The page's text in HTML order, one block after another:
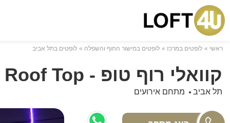
ראשי לופטים במרכז לופטים במישור החוף והשפלה לופטים בתל אביב
קוואלי רוף טופ - Cavalli Roof Top
תל אביב מתחם אירועים